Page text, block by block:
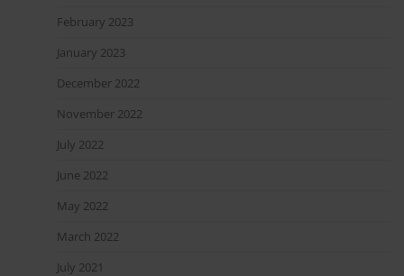
February 2023
January 2023
December 2022
November 2022
July 2022
June 2022
May 2022
March 2022
July 2021